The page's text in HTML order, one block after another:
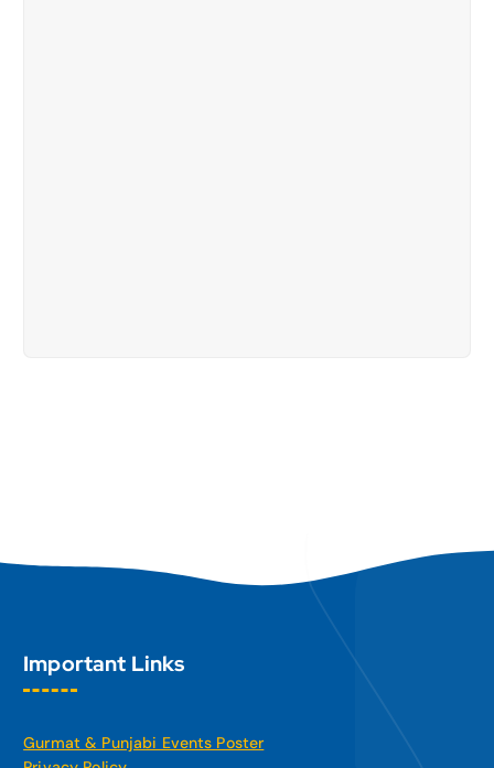
Important Links
Gurmat & Punjabi Events Poster